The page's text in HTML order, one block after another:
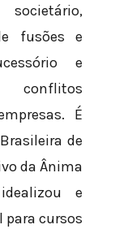
fusões e
e
conflitos
É
de
da Ânima
e
para cursos